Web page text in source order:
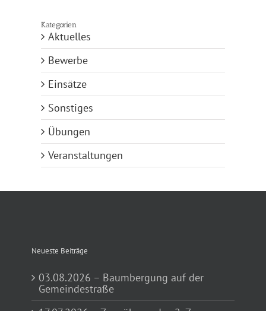
Kategorien
Aktuelles
Bewerbe
Einsätze
Sonstiges
Übungen
Veranstaltungen
Neueste Beiträge
03.08.2026 – Baumbergung auf der
Gemeindestraße